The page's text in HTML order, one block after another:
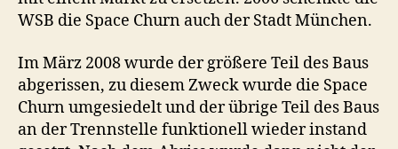
WSB die Space Churn auch der Stadt München.
Im März 2008 wurde der größere Teil des Baus
abgerissen, zu diesem Zweck wurde die Space
Churn umgesiedelt und der übrige Teil des Baus
an der Trennstelle funktionell wieder instand